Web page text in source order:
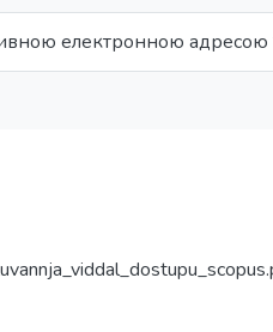
електронною адресою